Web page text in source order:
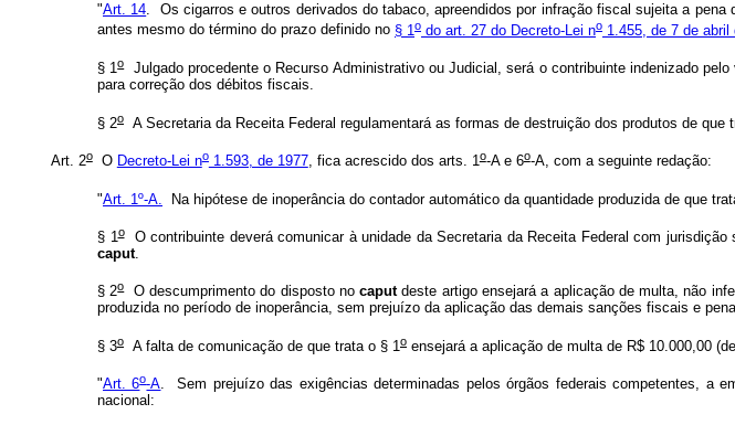
"Art. 14. Os cigarros e outros derivados do tabaco, apreendidos por infração fiscal sujeita a
antes mesmo do término do prazo definido no § 1 o do art. 27 do Decreto-Lei no 1.455, de 7 de abril
§ 1oJulgado procedente o Recurso Administrativo ou Judicial, será o contribuinte indenizado
para correção dos débitos fiscais.
§ 2o A Secretaria da Receita Federal regulamentará as formas de destruição dos produtos de
Art. 2oO Decreto-Lei no1.593, de 1977, fica acrescido dos arts. 1o-A e 6o-A, com a seguinte redação:
"Art. 1º-A. Na hipótese de inoperância do contador automático da quantidade produzida de que
§ 1oO contribuinte deverá comunicar à unidade da Secretaria da Receita Federal com
caput.
§ 2oO descumprimento do disposto nocaputdeste artigo ensejará a aplicação de multa, não
produzida no período de inoperância, sem prejuízo da aplicação das demais sanções fiscais e
§ 3o A falta de comunicação de que trata o § 1 o ensejará a aplicação de multa de R$ 10.000,00
"Art. 6o-A. Sem prejuízo das exigências determinadas pelos órgãos federais competentes, a
nacional: